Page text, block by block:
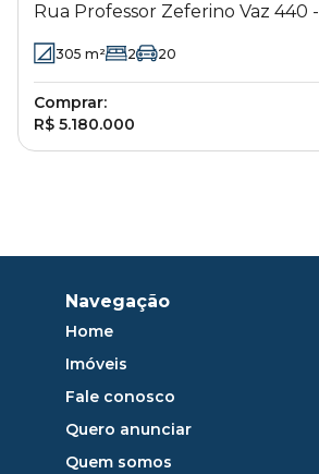
Rua Professor Zeferino Vaz 440 -
Santa Terezinha - Paulínia - SP
305 m² 2 20
Comprar:
R$ 5.180.000
Navegação
Home
Imóveis
Fale conosco
Quero anunciar
Quem somos